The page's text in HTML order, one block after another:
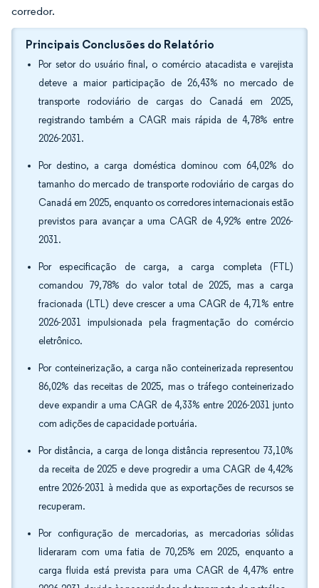
corredor.
Principais Conclusões do Relatório
Por setor do usuário final, o comércio atacadista e varejista
deteve a maior participação de 26,43% no mercado de
transporte rodoviário de cargas do Canadá em 2025,
registrando também a CAGR mais rápida de 4,78% entre
2026-2031.
Por destino, a carga doméstica dominou com 64,02% do
tamanho do mercado de transporte rodoviário de cargas do
Canadá em 2025, enquanto os corredores internacionais estão
previstos para avançar a uma CAGR de 4,92% entre 2026-
2031.
Por especificação de carga, a carga completa (FTL)
comandou 79,78% do valor total de 2025, mas a carga
fracionada (LTL) deve crescer a uma CAGR de 4,71% entre
2026-2031 impulsionada pela fragmentação do comércio
eletrônico.
Por conteinerização, a carga não conteinerizada representou
86,02% das receitas de 2025, mas o tráfego conteinerizado
deve expandir a uma CAGR de 4,33% entre 2026-2031 junto
com adições de capacidade portuária.
Por distância, a carga de longa distância representou 73,10%
da receita de 2025 e deve progredir a uma CAGR de 4,42%
entre 2026-2031 à medida que as exportações de recursos se
recuperam.
Por configuração de mercadorias, as mercadorias sólidas
lideraram com uma fatia de 70,25% em 2025, enquanto a
carga fluida está prevista para uma CAGR de 4,47% entre